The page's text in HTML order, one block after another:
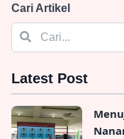
Cari Artikel
Latest Post